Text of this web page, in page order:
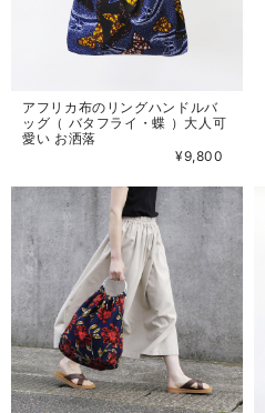
アフリカ布のリングハンドルバ
ッグ（ バタフライ・蝶 ）大人可
愛い お洒落
¥9,800